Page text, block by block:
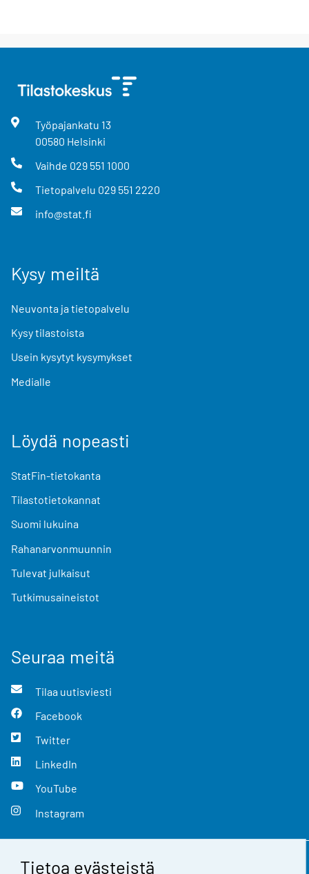
Tietoa evästeistä
Työpajankatu 13
00580 Helsinki
Vaihde 029 551 1000
Tietopalvelu 029 551 2220
info@stat.fi
Kysy meiltä
Neuvonta ja tietopalvelu
Kysy tilastoista
Usein kysytyt kysymykset
Medialle
Löydä nopeasti
StatFin-tietokanta
Tilastotietokannat
Suomi lukuina
Rahanarvonmuunnin
Tulevat julkaisut
Tutkimusaineistot
Seuraa meitä
Tilaa uutisviesti
Facebook
Twitter
LinkedIn
YouTube
Instagram
Yhteystiedot